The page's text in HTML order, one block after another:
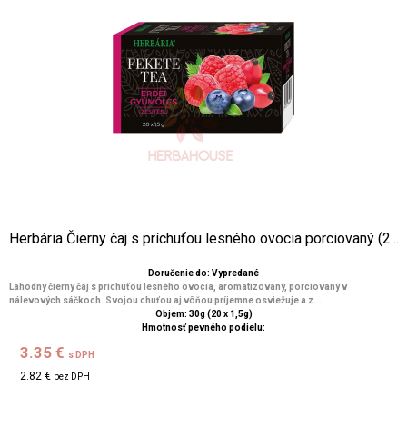
Herbária Čierny čaj s príchuťou lesného ovocia porciovaný (2...
Doručenie do: Vypredané
Lahodný čierny čaj s príchuťou lesného ovocia, aromatizovaný, porciovaný v
nálevových sáčkoch. Svojou chuťou aj vôňou príjemne osviežuje a z...
Objem: 30g (20 x 1,5g)
Hmotnosť pevného podielu:
3.35 € s DPH
2.82 € bez DPH